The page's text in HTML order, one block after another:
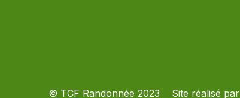
© TCF Randonnée 2023 Site réalisé par